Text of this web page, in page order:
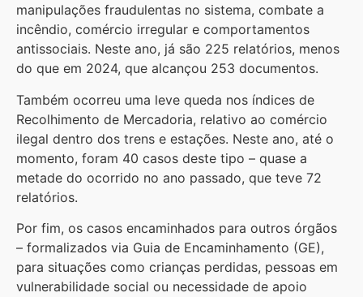
manipulações fraudulentas no sistema, combate a
incêndio, comércio irregular e comportamentos
antissociais. Neste ano, já são 225 relatórios, menos
do que em 2024, que alcançou 253 documentos.
Também ocorreu uma leve queda nos índices de
Recolhimento de Mercadoria, relativo ao comércio
ilegal dentro dos trens e estações. Neste ano, até o
momento, foram 40 casos deste tipo – quase a
metade do ocorrido no ano passado, que teve 72
relatórios.
Por fim, os casos encaminhados para outros órgãos
– formalizados via Guia de Encaminhamento (GE),
para situações como crianças perdidas, pessoas em
vulnerabilidade social ou necessidade de apoio